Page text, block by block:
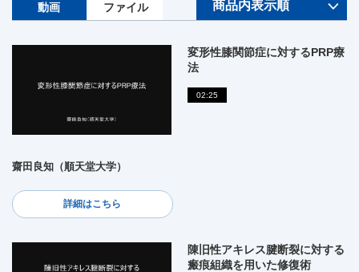
動画 ファイル
変形性膝関節症に対するPRP療
法
02:25
齋田良知（順天堂大学）
詳細はこちら
陳旧性アキレス腱断裂に対する
瘢痕組織を用いた修復術